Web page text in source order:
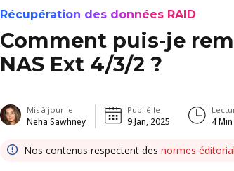
Récupération des données RAID
Comment puis-je
NAS Ext 4/3/2 ?
Mis à jour le
Neha Sawhney
Publié le
9 Jan, 2025 4Min
Nos contenus respectent desnormes